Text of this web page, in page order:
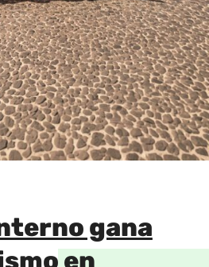
gana
en